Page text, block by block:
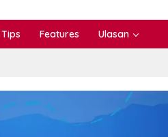
Tips Features Ulasan